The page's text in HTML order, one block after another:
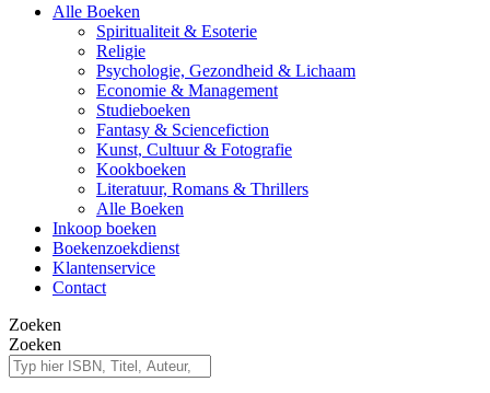
Alle Boeken
Spiritualiteit & Esoterie
Religie
Psychologie, Gezondheid & Lichaam
Economie & Management
Studieboeken
Fantasy & Sciencefiction
Kunst, Cultuur & Fotografie
Kookboeken
Literatuur, Romans & Thrillers
Alle Boeken
Inkoop boeken
Boekenzoekdienst
Klantenservice
Contact
Zoeken
Zoeken